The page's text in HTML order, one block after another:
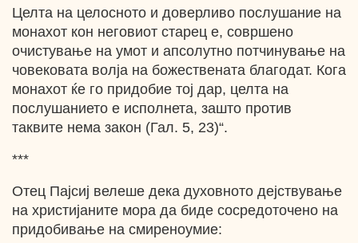
Целта на целосното и доверливо послушание на
монахот кон неговиот старец е, совршено
очистување на умот и апсолутно потчинување на
човековата волја на божествената благодат. Кога
монахот ќе го придобие тој дар, целта на
послушанието е исполнета, зашто против
таквите нема закон (Гал. 5, 23)“.
***
Отец Пајсиј велеше дека духовното дејствување
на христијаните мора да биде сосредоточено на
придобивање на смиреноумие: